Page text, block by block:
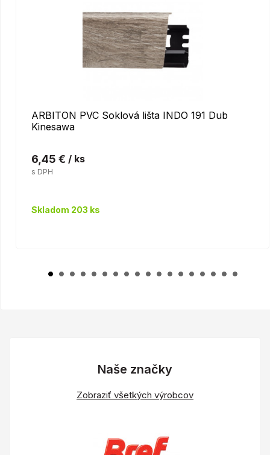
ARBITON PVC Soklová lišta INDO 191 Dub
Kinesawa
6,45 € / ks
s DPH
Skladom 203 ks
Naše značky
Zobraziť všetkých výrobcov